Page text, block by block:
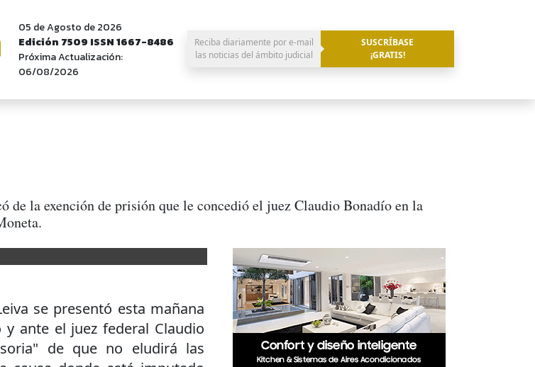
05 de Agosto de 2026
Edición 7509 ISSN 1667-8486
Próxima Actualización:
06/08/2026
Reciba diariamente por e-mail
las noticias del ámbito judicial
SUSCRÍBASE
¡GRATIS!
la exención de prisión que le concedió el juez Claudio Bonadío en la
se presentó esta mañana
ante el juez federal Claudio
de que no eludirá las